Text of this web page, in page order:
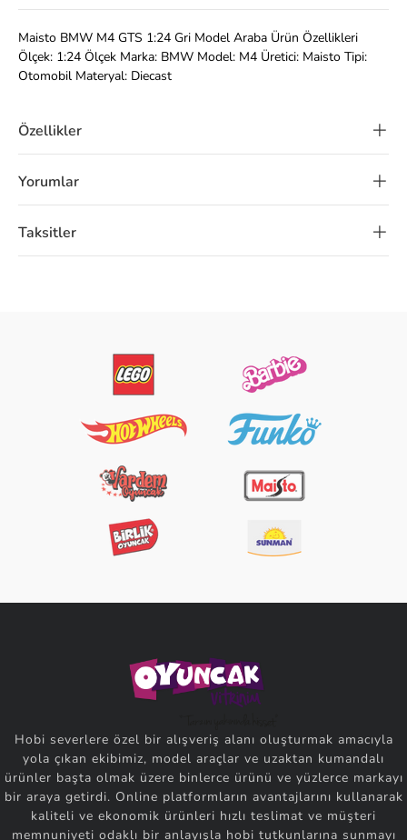
Maisto BMW M4 GTS 1:24 Gri Model Araba Ürün Özellikleri
Ölçek: 1:24 Ölçek Marka: BMW Model: M4 Üretici: Maisto Tipi:
Otomobil Materyal: Diecast
Özellikler
Yorumlar
Taksitler
Hobi severlere özel bir alışveriş alanı oluşturmak amacıyla
yola çıkan ekibimiz, model araçlar ve uzaktan kumandalı
ürünler başta olmak üzere binlerce ürünü ve yüzlerce markayı
bir araya getirdi. Online platformların avantajlarını kullanarak
kaliteli ve ekonomik ürünleri hızlı teslimat ve müşteri
memnuniyeti odaklı bir anlayışla hobi tutkunlarına sunmayı